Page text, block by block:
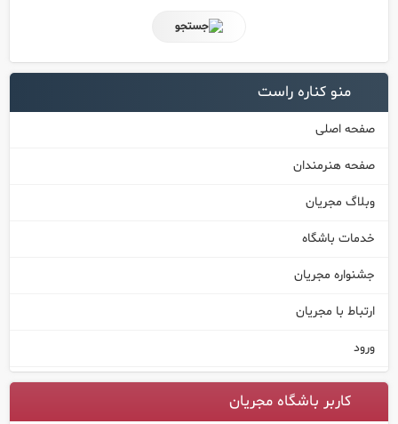
منو کناره راست
صفحه اصلی
صفحه هنرمندان
وبلاگ مجریان
خدمات باشگاه
جشنواره مجریان
ارتباط با مجریان
ورود
کاربر باشگاه مجریان